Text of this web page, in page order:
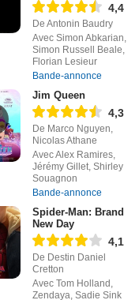
4,4
De Antonin Baudry
Avec Simon Abkarian,
Simon Russell Beale,
Florian Lesieur
Bande-annonce
Jim Queen
4,3
De Marco Nguyen,
Nicolas Athane
Avec Alex Ramires,
Jérémy Gillet, Shirley
Souagnon
Bande-annonce
Spider-Man: Brand
New Day
4,1
De Destin Daniel
Cretton
Avec Tom Holland,
Zendaya, Sadie Sink